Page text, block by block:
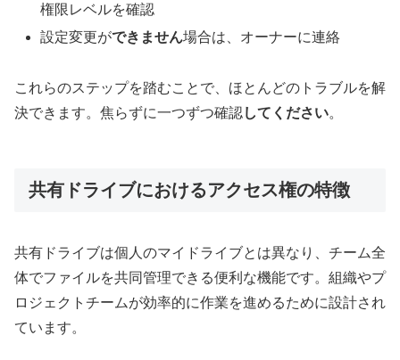
権限レベルを確認
設定変更ができません場合は、オーナーに連絡
これらのステップを踏むことで、ほとんどのトラブルを解
決できます。焦らずに一つずつ確認してください。
共有ドライブにおけるアクセス権の特徴
共有ドライブは個人のマイドライブとは異なり、チーム全
体でファイルを共同管理できる便利な機能です。組織やプ
ロジェクトチームが効率的に作業を進めるために設計され
ています。